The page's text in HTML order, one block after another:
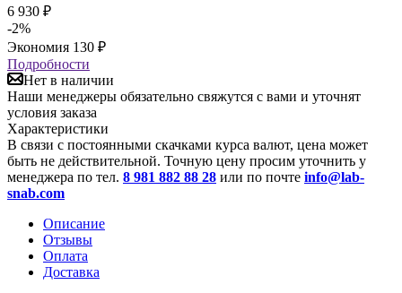
6 930 ₽
-2%
Экономия 130 ₽
Подробности
Нет в наличии
Наши менеджеры обязательно свяжутся с вами и уточнят
условия заказа
Характеристики
В связи с постоянными скачками курса валют, цена может
быть не действительной. Точную цену просим уточнить у
менеджера по тел. 8 981 882 88 28 или по почте info@lab-
snab.com
Описание
Отзывы
Оплата
Доставка